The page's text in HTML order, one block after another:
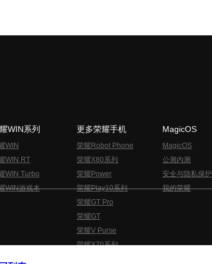
WIN系列
WIN
WIN RT
WIN Turbo
WIN游戏本
更多荣耀手机
荣耀Robot Phone
荣耀X80系列
荣耀Power
荣耀Play10系列
荣耀GT Pro
荣耀GT
荣耀V Purse
荣耀X70系列
MagicOS
MagicOS
公测内测
安全与隐私保护
我的荣耀